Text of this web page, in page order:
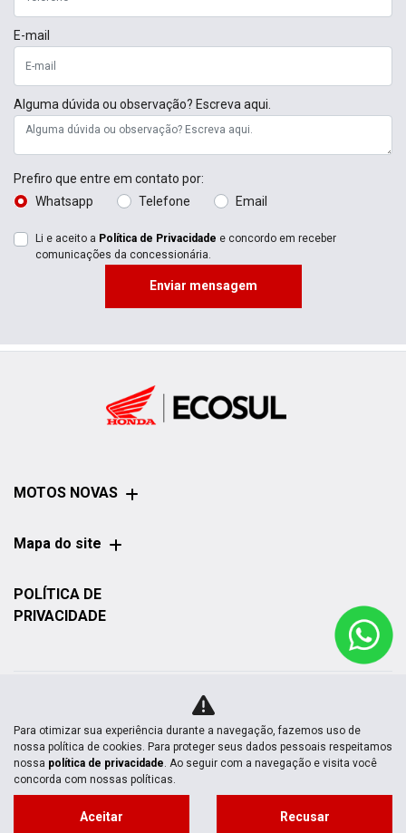
E-mail
Alguma dúvida ou observação? Escreva aqui.
Prefiro que entre em contato por:
Whatsapp
Telefone Email
Li e aceito a Política de Privacidade e concordo em receber
comunicações da concessionária.
Enviar mensagem
MOTOS NOVAS
Mapa do site
POLÍTICA DE
PRIVACIDADE
No trânsito, enxergar o outro salva
vidas.
Para otimizar sua experiência durante a navegação, fazemos uso de
nossa política de cookies. Para proteger seus dados pessoais respeitamos
nossa política de privacidade. Ao seguir com a navegação e visita você
concorda com nossas políticas.
Aceitar Recusar